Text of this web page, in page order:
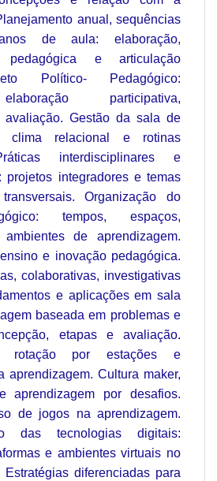
anual, sequências
de aula: elaboração,
pedagógica e articulação
Político- Pedagógico:
participativa,
avaliação. Gestão da sala de
clima relacional e rotinas
interdisciplinares e
projetos integradores e temas
Organização do
tempos, espaços,
de aprendizagem.
e inovação pedagógica.
colaborativas, investigativas
e aplicações em sala
baseada em problemas e
etapas e avaliação.
rotação por estações e
aprendizagem. Cultura maker,
aprendizagem por desafios.
de jogos na aprendizagem.
das tecnologias digitais:
e ambientes virtuais no
diferenciadas para